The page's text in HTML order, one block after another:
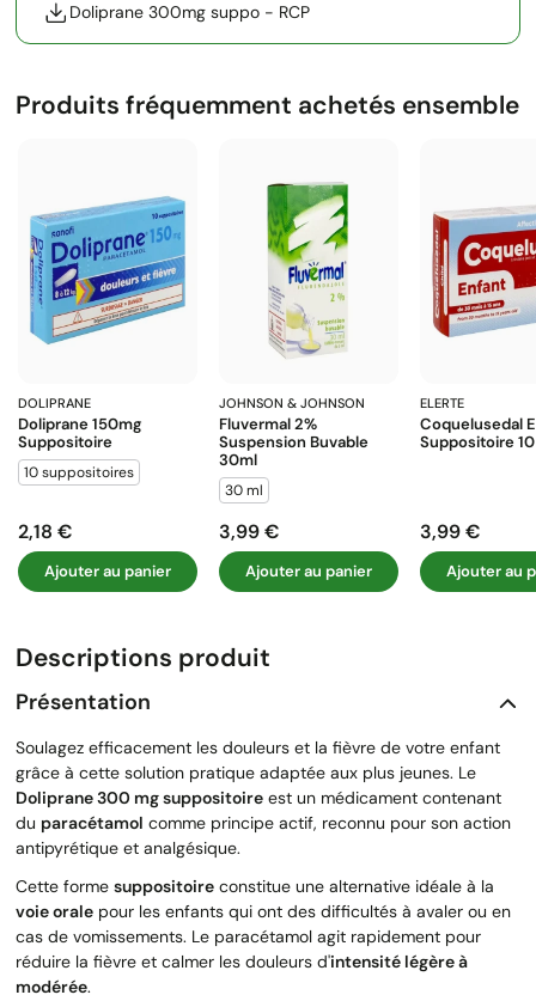
Doliprane 300mg suppo - RCP
Produits fréquemment achetés ensemble
DOLIPRANE
Doliprane 150mg
Suppositoire
10 suppositoires
Prix
2,18 €
Ajouter au panier
JOHNSON & JOHNSON
Fluvermal 2%
Suspension Buvable
30ml
30 ml
Prix
3,99 €
Ajouter au panier
ELERTE
Coquelusedal
Suppositoire 10
Prix
3,99 €
Ajouter au
Descriptions produit
Présentation
Soulagez efficacement les douleurs et la fièvre de votre enfant
grâce à cette solution pratique adaptée aux plus jeunes. Le
Doliprane 300 mg suppositoire est un médicament contenant
du paracétamol comme principe actif, reconnu pour son action
antipyrétique et analgésique.
Cette forme suppositoire constitue une alternative idéale à la
voie orale pour les enfants qui ont des difficultés à avaler ou en
cas de vomissements. Le paracétamol agit rapidement pour
réduire la fièvre et calmer les douleurs d'intensité légère à
modérée.